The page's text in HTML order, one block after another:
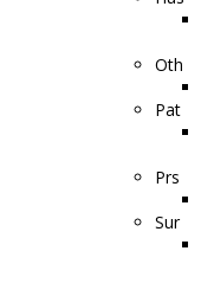
Oth
Pat
Prs
Sur